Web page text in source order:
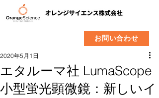
お問い合わせ
エタルーマ社 LumaScope
小型蛍光顕微鏡：新しいイ
2020年5月1日